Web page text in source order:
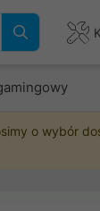
o wybór